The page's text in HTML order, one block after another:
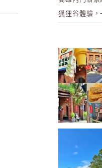
狐狸谷體驗，